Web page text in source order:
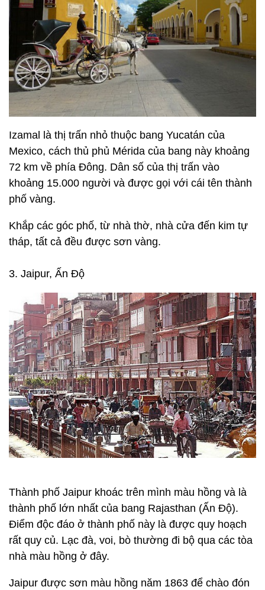
Izamal là thị trấn nhỏ thuộc bang Yucatán của
Mexico, cách thủ phủ Mérida của bang này khoảng
72 km về phía Đông. Dân số của thị trấn vào
khoảng 15.000 người và được gọi với cái tên thành
phố vàng.
Khắp các góc phố, từ nhà thờ, nhà cửa đến kim tự
tháp, tất cả đều được sơn vàng.
3. Jaipur, Ấn Độ
Thành phố Jaipur khoác trên mình màu hồng và là
thành phố lớn nhất của bang Rajasthan (Ấn Độ).
Điểm độc đáo ở thành phố này là được quy hoạch
rất quy củ. Lạc đà, voi, bò thường đi bộ qua các tòa
nhà màu hồng ở đây.
Jaipur được sơn màu hồng năm 1863 để chào đón